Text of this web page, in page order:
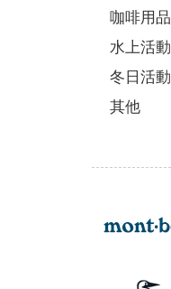
咖啡用品
水上活動
冬日活動
其他